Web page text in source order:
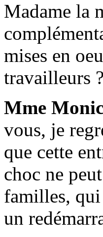
Madame la
mises en
travailleurs ?
Mme
vous, je
que cette
choc ne
familles, qui
un